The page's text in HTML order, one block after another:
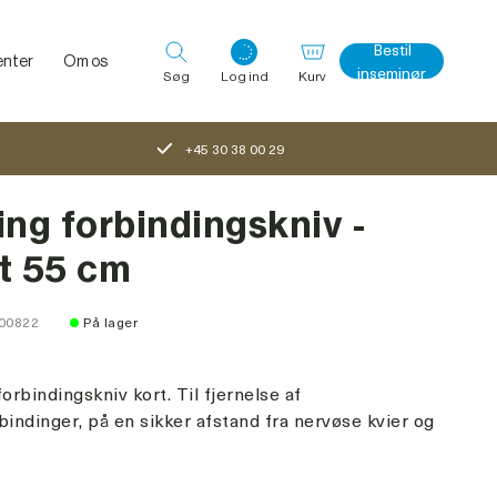
Om os
Søg Log ind
Log ind med det samme
Kurv
Bestil
inseminør
+45 30 38 00 29
forbindingskniv -
55 cm
På lager
kort. Til fjernelse af
på en sikker afstand fra nervøse kvier og